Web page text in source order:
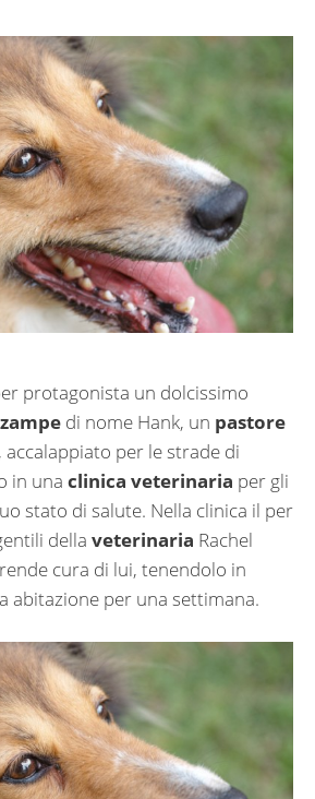
protagonista un dolcissimo
di nome Hank, un pastore
, accalappiato per le strade di
in una clinica veterinaria per gli
stato di salute. Nella clinica il per
della veterinaria Rachel
cura di lui, tenendolo in
abitazione per una settimana.